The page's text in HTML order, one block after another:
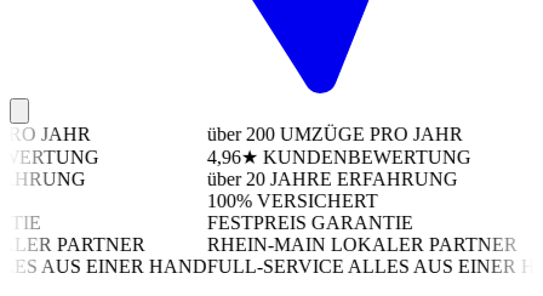
JAHR
PARTNER
AUS EINER HAND
über 200UMZÜGE PRO JAHR
4,96★KUNDENBEWERTUNG
über 20JAHRE ERFAHRUNG
100%VERSICHERT
FESTPREISGARANTIE
RHEIN-MAINLOKALER PARTNER
FULL-SERVICEALLES AUS EINER